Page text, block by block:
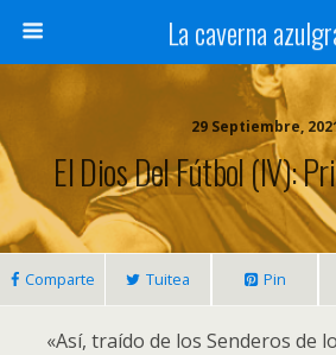
La caverna
29 Septiembre,
El Dios Del Fútbol (IV):
Comparte Tuitea Pin
«Así, traído de los Senderos de